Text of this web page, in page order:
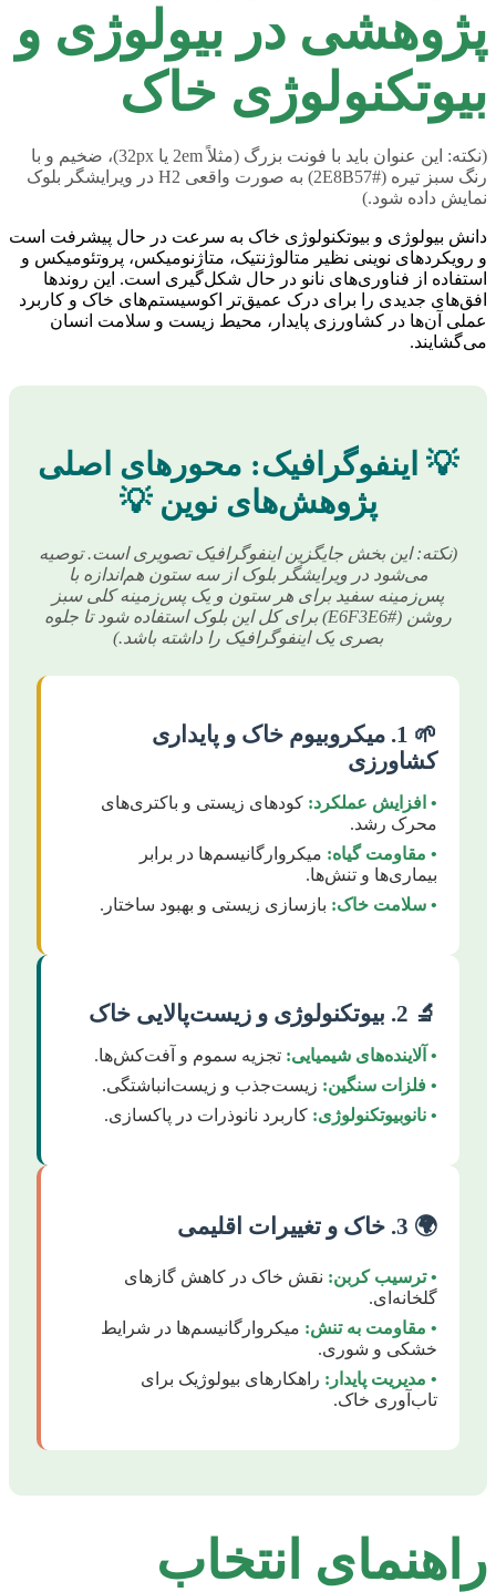
پژوهشی در بیولوژی و
بیوتکنولوژی خاک
(نکته: این عنوان باید با فونت بزرگ (مثلاً 2em یا 32px)، ضخیم و با
رنگ سبز تیره (#2E8B57) به صورت واقعی H2 در ویرایشگر بلوک
نمایش داده شود.)
دانش بیولوژی و بیوتکنولوژی خاک به سرعت در حال پیشرفت است
و رویکردهای نوینی نظیر متالوژنتیک، متاژنومیکس، پروتئومیکس و
استفاده از فناوری‌های نانو در حال شکل‌گیری است. این روندها
افق‌های جدیدی را برای درک عمیق‌تر اکوسیستم‌های خاک و کاربرد
عملی آن‌ها در کشاورزی پایدار، محیط زیست و سلامت انسان
می‌گشایند.
💡 اینفوگرافیک: محورهای اصلی
پژوهش‌های نوین 💡
(نکته: این بخش جایگزین اینفوگرافیک تصویری است. توصیه
می‌شود در ویرایشگر بلوک از سه ستون هم‌اندازه با
پس‌زمینه سفید برای هر ستون و یک پس‌زمینه کلی سبز
روشن (#E6F3E6) برای کل این بلوک استفاده شود تا جلوه
بصری یک اینفوگرافیک را داشته باشد.)
🌱 1. میکروبیوم خاک و پایداری
کشاورزی
• افزایش عملکرد: کودهای زیستی و باکتری‌های
محرک رشد.
• مقاومت گیاه: میکروارگانیسم‌ها در برابر
بیماری‌ها و تنش‌ها.
• سلامت خاک: بازسازی زیستی و بهبود ساختار.
🔬 2. بیوتکنولوژی و زیست‌پالایی خاک
• آلاینده‌های شیمیایی: تجزیه سموم و آفت‌کش‌ها.
• فلزات سنگین: زیست‌جذب و زیست‌انباشتگی.
• نانوبیوتکنولوژی: کاربرد نانوذرات در پاکسازی.
🌍 3. خاک و تغییرات اقلیمی
• ترسیب کربن: نقش خاک در کاهش گازهای
گلخانه‌ای.
• مقاومت به تنش: میکروارگانیسم‌ها در شرایط
خشکی و شوری.
• مدیریت پایدار: راهکارهای بیولوژیک برای
تاب‌آوری خاک.
راهنمای انتخاب